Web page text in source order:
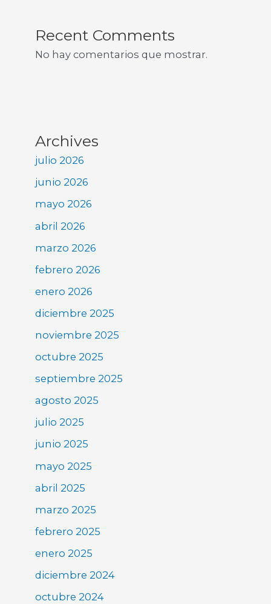
Recent Comments
No hay comentarios que mostrar.
Archives
julio 2026
junio 2026
mayo 2026
abril 2026
marzo 2026
febrero 2026
enero 2026
diciembre 2025
noviembre 2025
octubre 2025
septiembre 2025
agosto 2025
julio 2025
junio 2025
mayo 2025
abril 2025
marzo 2025
febrero 2025
enero 2025
diciembre 2024
octubre 2024